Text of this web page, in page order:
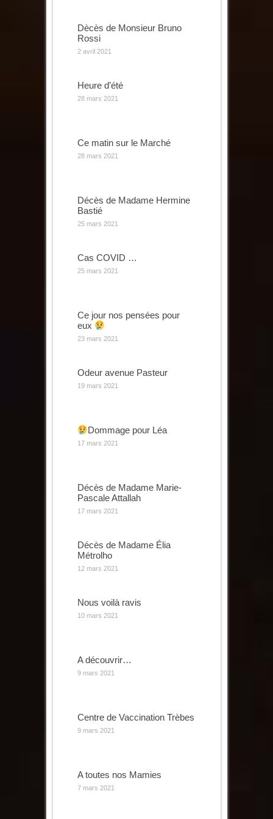
Dècès de Monsieur Bruno
Rossi
2 avril 2021
Heure d’été
28 mars 2021
Ce matin sur le Marché
28 mars 2021
Décès de Madame Hermine
Bastié
25 mars 2021
Cas COVID …
25 mars 2021
Ce jour nos pensées pour
eux
23 mars 2021
Odeur avenue Pasteur
19 mars 2021
Dommage pour Léa
17 mars 2021
Décès de Madame Marie-
Pascale Attallah
17 mars 2021
Décès de Madame Élia
Métrolho
12 mars 2021
Nous voilà ravis
10 mars 2021
A découvrir…
9 mars 2021
Centre de Vaccination Trèbes
9 mars 2021
A toutes nos Mamies
7 mars 2021